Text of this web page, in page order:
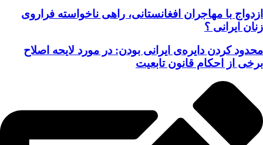
ازدواج با مهاجران افغانستانی، راهی ناخواسته فراروی
زنان ایرانی ؟
محدود کردن دایره‌ی ایرانی بودن: در مورد لایحه اصلاح
برخی از احکام قانون تابعیت